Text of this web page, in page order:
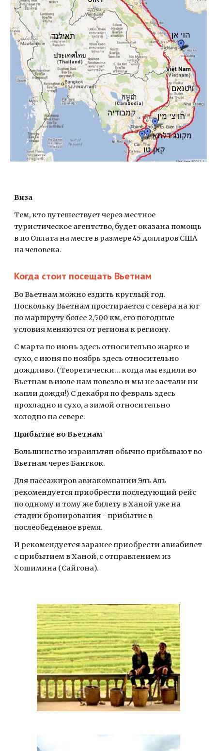
Виза
Тем, кто путешествует через местное
туристическое агентство, будет оказана помощь
в по Оплата на месте в размере 45 долларов США
на человека.
Когда стоит посещать Вьетнам
Во Вьетнам можно ездить круглый год.
Поскольку Вьетнам простирается с севера на юг
по маршруту более 2,500 км, его погодные
условия меняются от региона к региону.
С марта по июнь здесь относительно жарко и
сухо, с июня по ноябрь здесь относительно
дождливо. (Теоретически… когда мы ездили во
Вьетнам в июле нам повезло и мы не застали ни
капли дождя!) С декабря по февраль здесь
прохладно и сухо, а зимой относительно
холодно на севере.
Прибытие во Вьетнам
Большинство израильтян обычно прибывают во
Вьетнам через Бангкок.
Для пассажиров авиакомпании Эль Аль
рекомендуется приобрести последующий рейс
по одному и тому же билету в Ханой уже на
стадии бронирования - прибытие в
послеобеденное время.
И рекомендуется заранее приобрести авиабилет
с прибытием в Ханой, с отправлением из
Хошимина (Сайгона).